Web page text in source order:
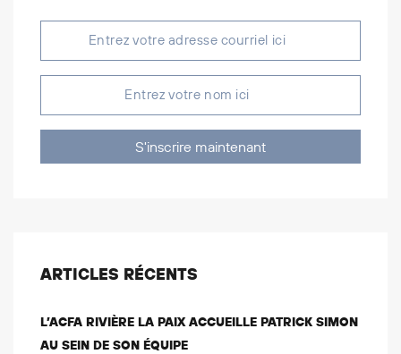
S'inscrire maintenant
ARTICLES RÉCENTS
L’ACFA RIVIÈRE LA PAIX ACCUEILLE PATRICK SIMON
AU SEIN DE SON ÉQUIPE